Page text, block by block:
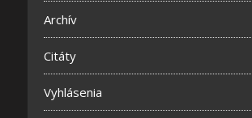
Archív
Citáty
Vyhlásenia